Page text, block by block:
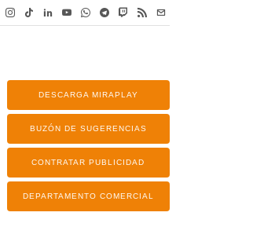
DESCARGA MIRAPLAY
BUZÓN DE SUGERENCIAS
CONTRATAR PUBLICIDAD
DEPARTAMENTO COMERCIAL